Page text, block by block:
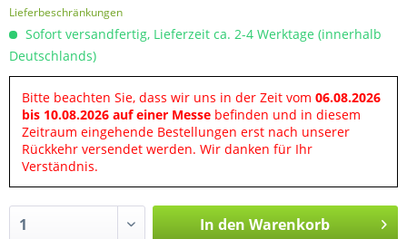
Lieferbeschränkungen
Sofort versandfertig, Lieferzeit ca. 2-4 Werktage (innerhalb
Deutschlands)
Bitte beachten Sie, dass wir uns in der Zeit vom 06.08.2026
bis 10.08.2026 auf einer Messe befinden und in diesem
Zeitraum eingehende Bestellungen erst nach unserer
Rückkehr versendet werden. Wir danken für Ihr
Verständnis.
In den Warenkorb